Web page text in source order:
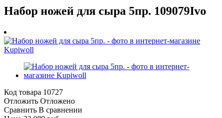
Набор ножей для сыра 5пр. 109079Ivo
Код товара 10727
Отложить Отложено
Сравнить В сравнении